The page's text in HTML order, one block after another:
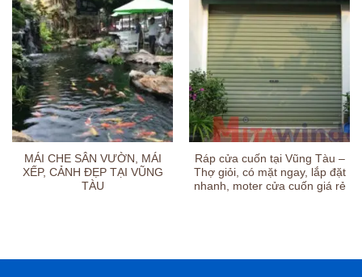
MÁI CHE SÂN VƯỜN, MÁI
XẾP, CẢNH ĐẸP TẠI VŨNG
TÀU
Ráp cửa cuốn tại Vũng Tàu –
Thợ giỏi, có mặt ngay, lắp đặt
nhanh, moter cửa cuốn giá rẻ